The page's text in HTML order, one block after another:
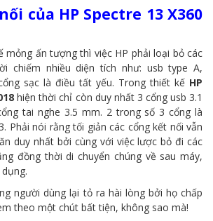
của HP Spectre 13 X360
ấn tượng thì việc HP phải loại bỏ các
chiếm nhiều diện tích như: usb type A,
sạc là điều tất yếu. Trong thiết kế HP
hiện thời chỉ còn duy nhất 3 cổng usb 3.1
tai nghe 3.5 mm. 2 trong số 3 cổng là
Phải nói rằng tối giản các cổng kết nối vẫn
duy nhất bởi cùng với việc lược bỏ đi các
đồng thời di chuyển chúng về sau máy,
người dùng lại tỏ ra hài lòng bởi họ chấp
theo một chút bất tiện, không sao mà!